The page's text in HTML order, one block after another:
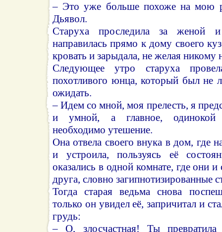
– Это уже больше похоже на мою
Дьявол.
Старуха проследила за женой
направилась прямо к дому своего
кровать и зарыдала, не желая никому
Следующее утро старуха
похотливого юнца, который был
ожидать.
– Идем со мной, моя прелесть, я
и умной, а главное, одинокой
необходимо утешение.
Она отвела своего внука в дом, где
и устроила, пользуясь её
оказались в одной комнате, где они
друга, словно загипнотизированные
Тогда старая ведьма снова
только он увидел её, запричитал и
грудь:
– О, злосчастная! Ты